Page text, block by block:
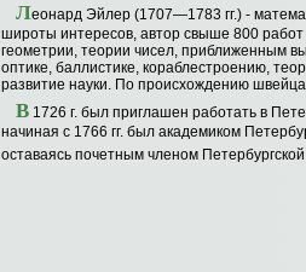
Леонард Эйлер (1707—1783 гг.) -
широты интересов, автор свыше 800
геометрии, теории чисел, приближенным
оптике, баллистике, кораблестроению,
развитие науки. По происхождению
В 1726 г. был приглашен работать в
начиная с 1766 гг. был академиком
оставаясь почетным членом